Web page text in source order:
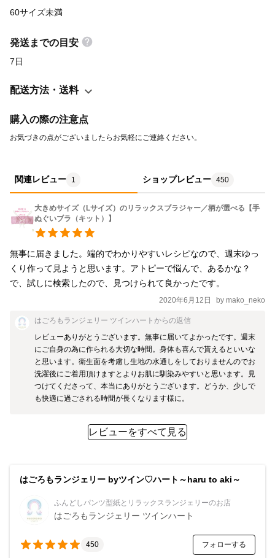
に待望の「型紙」が加わりました。キット完成後にもお好きな布
てみませんか。 【色】 ピンク (P) ※ 生地の色は、染色された時
期によって、サンプル画像と多少異なることがございます。 ※ レ
料が完売のため、2026年7月より新しい生地・レース・リボン・
ーで比較的裁断や縫製がしやすい生地なのでおすすめです。 紐も
綿100%のTシャツヤーンです。レースとリボンは化繊なので、お
LL 股上（紐を含まない） ジュニア〜S：約20.7cm M〜L：約
22.7cm L〜LL：約23.7cm 上記サイズのいずれか1点がキットで作
れます。 【素材】 表側・ウエスト用生地／綿100％ 裏側／綿
100％ ゴム、リボン／ポリエステル 【セット内容】 ・作り方（レ
シピ） ・本体裏表とウエスト用の生地(ご自身でお好きなサイズに
印つけと裁断をして頂けます) ・ウエストゴム ・デコレーション
用レース・リボン （レースの柄等は予告なく変更する場合がござ
います） ・はごろもショーツ（桜）姫タイプ型紙（A4サイズ）※
貼り合わせあり4枚 ※本商品は完成品ではなく「作成キット」で
す。 ※キットの生地等のの種類により、価格が変動します。 【ご
注意点】 ・キットに含まれる全ての内容につきまして、無断転
載・無断コピー・二次配布を禁止させて頂いております。 ・複数
ご希望の方はお問い合わせください。 【あなたの素敵な作品見せ
てください★】 ぜひハッシュタグやメンションでおしらせくださ
い＾＾フォロー大歓迎！ Instagram: @hagoromolingerie
60サイズ未満
発送までの目安
7日
配送方法・送料
購入の際の注意点
お気づきの点がございましたらお気軽にご連絡ください。
関連レビュー 1 ショップレビュー 450
大きめサイズ（Lサイズ）のリラックスブラジャー／柄が選べる【手
ぬぐいブラ（キット）】
無事に届きました。端的でわかりやすいレシピなので、週末ゆっ
くり作って見ようと思います。アトピーで悩んで、あるかな？
で、試しに検索したので、見つけられて良かったです。
2020年6月12日 by mako_neko
はごろもランジェリー ツインハート からの返信
レビューありがとうございます。無事に届いてよかったです。週末
にご自身の為に作られる大切な時間。身体も喜んで貰えるといいな
と思います。衛生面を考慮し生地の水通しをしておりませんのでお
洗濯後にご着用頂けますとよりお肌に馴染みやすいと思います。見
つけてくださって、本当にありがとうございます。どうか、少しで
も快適に過ごされる時間が長くなります様に。
レビューをすべて見る
はごろもランジェリー byツイン♡ハート～haru to aki～
ふんどしパンツ型紙とリラックスランジェリーのお店
はごろもランジェリー ツインハート
450 フォローする